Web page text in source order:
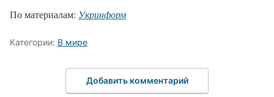
По материалам: Укринформ
Категории: В мире
Добавить комментарий